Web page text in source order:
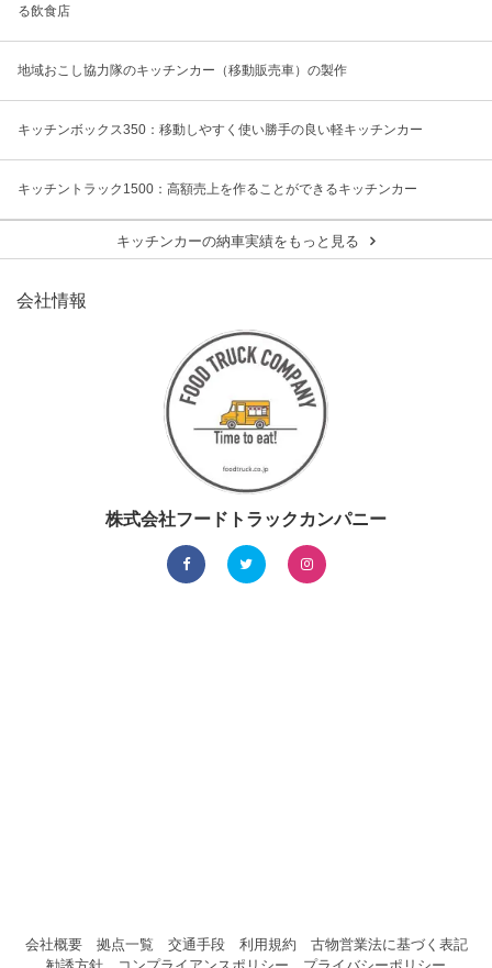
る飲食店
地域おこし協力隊のキッチンカー（移動販売車）の製作
キッチンボックス350：移動しやすく使い勝手の良い軽キッチンカー
キッチントラック1500：高額売上を作ることができるキッチンカー
キッチンカーの納車実績をもっと見る
会社情報
株式会社フードトラックカンパニー
会社概要 拠点一覧 交通手段 利用規約
古物営業法に基づく表記
勧誘方針
コンプライアンスポリシー プライバシーポリシー